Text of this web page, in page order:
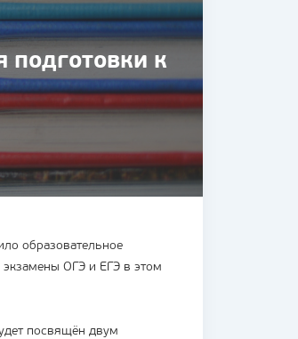
подготовки к
образовательное
ОГЭ и ЕГЭ в этом
посвящён двум